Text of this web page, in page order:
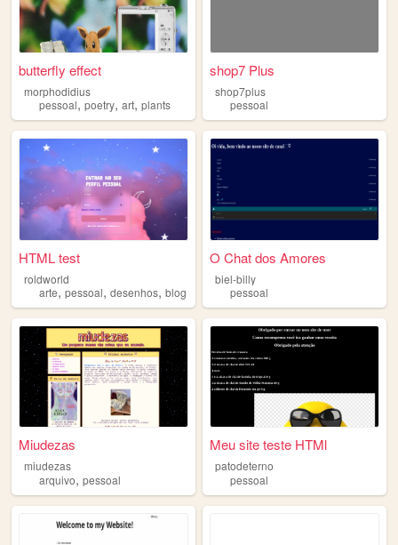
butterfly effect
morphodidius
pessoal, poetry, art, plants
shop7 Plus
shop7plus
pessoal
HTML test
roldworld
arte, pessoal, desenhos, blog
O Chat dos Amores
biel-billy
pessoal
Miudezas
miudezas
arquivo, pessoal
Meu site teste HTMl
patodeterno
pessoal